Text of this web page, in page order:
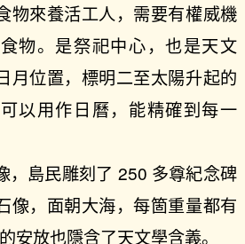
物來養活工人，需要有權威機
物。是祭祀中心，也是天文
月位置，標明二至太陽升起的
以用作日曆，能精確到每一
，島民雕刻了 250 多尊紀念碑
像，面朝大海，每箇重量都有
安放也隱含了天文學含義。